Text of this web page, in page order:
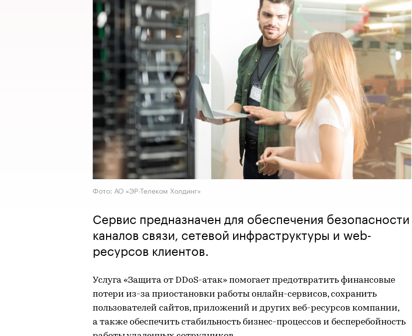
Фото: АО «ЭР-Телеком Холдинг»
Сервис предназначен для обеспечения безопасности
каналов связи, сетевой инфраструктуры и web-
ресурсов клиентов.
Услуга «Защита от DDoS-атак» помогает предотвратить финансовые
потери из-за приостановки работы онлайн-сервисов, сохранить
пользователей сайтов, приложений и других веб-ресурсов компании,
а также обеспечить стабильность бизнес-процессов и бесперебойность